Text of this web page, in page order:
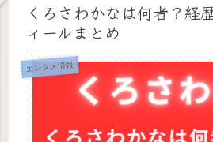
くろさわかなは何者？経
ィールまとめ
エンタメ情報